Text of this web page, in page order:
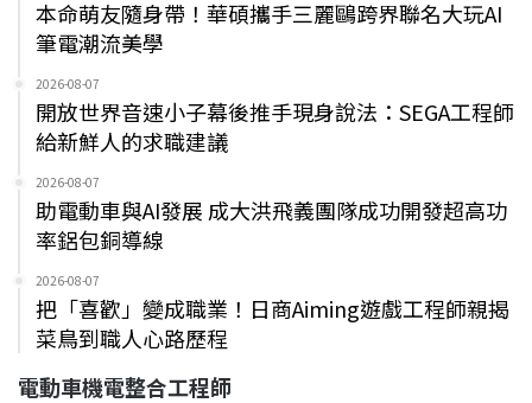
本命萌友隨身帶！華碩攜手三麗鷗跨界聯名大玩AI
筆電潮流美學
2026-08-07
開放世界音速小子幕後推手現身說法：SEGA工程師
給新鮮人的求職建議
2026-08-07
助電動車與AI發展 成大洪飛義團隊成功開發超高功
率鋁包銅導線
2026-08-07
把「喜歡」變成職業！日商Aiming遊戲工程師親揭
菜鳥到職人心路歷程
電動車機電整合工程師